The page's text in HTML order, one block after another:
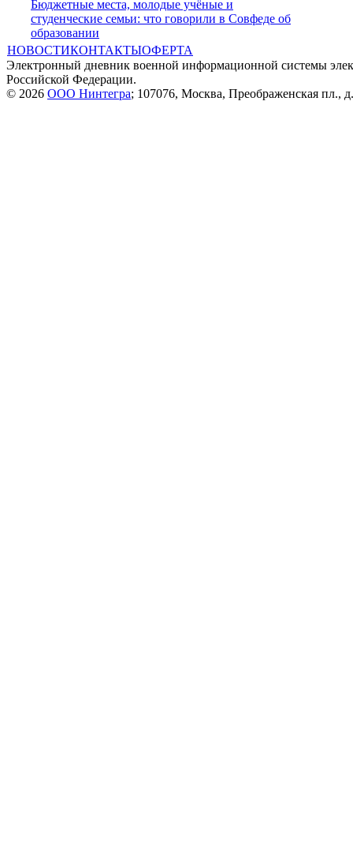
Бюджетные места, молодые учёные и
студенческие семьи: что говорили в Совфеде об
образовании
НОВОСТИКОНТАКТЫОФЕРТА
Электронный дневник военной информационной системы
Российской Федерации.
© 2026 ООО Нинтегра; 107076, Москва, Преображенская пл.,